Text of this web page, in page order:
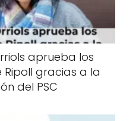
aprueba los
gracias a la
del PSC